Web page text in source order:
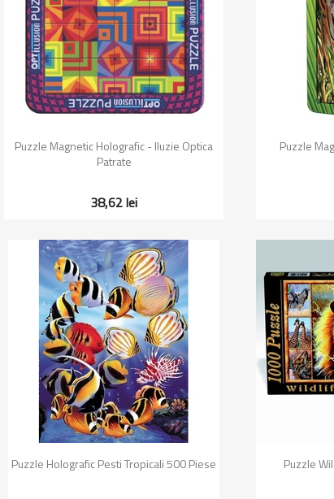
Vizualizare rapida
Puzzle Magnetic Holografic - Iluzie Optica
Patrate
38,62 lei

Puzzle
Vizualizare rapida
Puzzle Holografic Pesti Tropicali 500 Piese 
Puzzle